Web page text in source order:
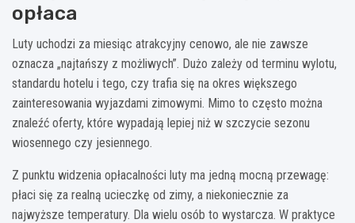
opłaca
Luty uchodzi za miesiąc atrakcyjny cenowo, ale nie zawsze
oznacza „najtańszy z możliwych”. Dużo zależy od terminu wylotu,
standardu hotelu i tego, czy trafia się na okres większego
zainteresowania wyjazdami zimowymi. Mimo to często można
znaleźć oferty, które wypadają lepiej niż w szczycie sezonu
wiosennego czy jesiennego.
Z punktu widzenia opłacalności luty ma jedną mocną przewagę:
płaci się za realną ucieczkę od zimy, a niekoniecznie za
najwyższe temperatury. Dla wielu osób to wystarcza. W praktyce